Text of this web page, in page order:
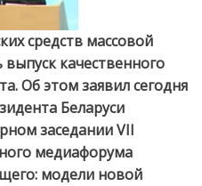
средств массовой
качественного
Об этом заявил сегодня
Беларуси
заседании VII
медиафорума
модели новой